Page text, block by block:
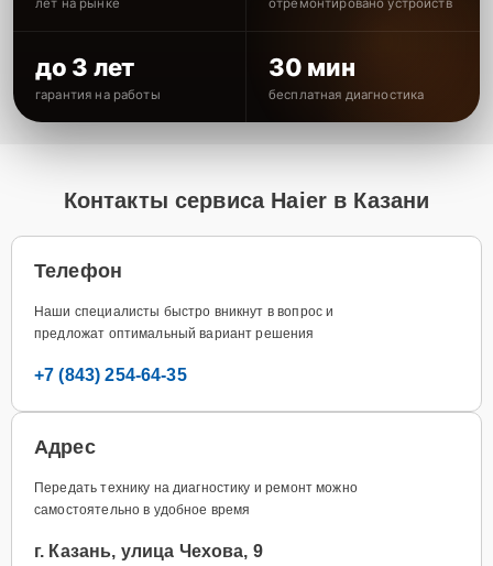
до 3 лет
гарантия на работы
30 мин
бесплатная диагностика
Контакты сервиса Haier в Казани
Телефон
Наши специалисты быстро вникнут в вопрос и
предложат оптимальный вариант решения
+7 (843) 254-64-35
Адрес
Передать технику на диагностику и ремонт можно
самостоятельно в удобное время
г. Казань, улица Чехова, 9